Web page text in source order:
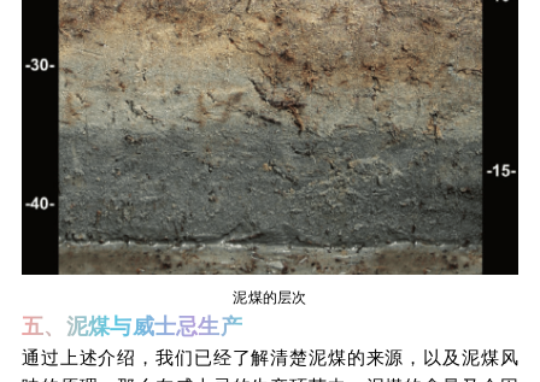
泥煤的层次
五、泥煤与威士忌生产
通过上述介绍，我们已经了解清楚泥煤的来源，以及泥煤风